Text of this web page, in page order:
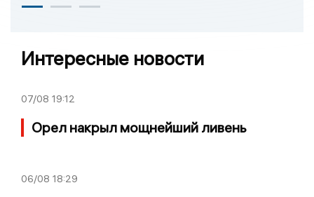
Интересные новости
07/08 19:12
Орел накрыл мощнейший ливень
06/08 18:29